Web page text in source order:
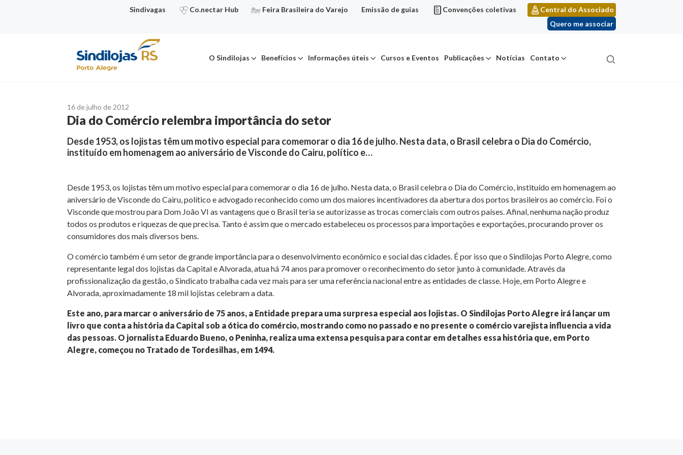
Sindivagas Co.nectar Hub Feira Brasileira do Varejo Emissão de guias Convenções coletivas
Central do Associado
Quero me associar
O Sindilojas Benefícios Informações úteis Cursos e Eventos Publicações Notícias Contato
16 de julho de 2012
Dia do Comércio relembra importância do setor
Desde 1953, os lojistas têm um motivo especial para comemorar o dia 16 de julho. Nesta data, o Brasil celebra o Dia do Comércio,
instituído em homenagem ao aniversário de Visconde do Cairu, político e…
Desde 1953, os lojistas têm um motivo especial para comemorar o dia 16 de julho. Nesta data, o Brasil celebra o Dia do Comércio, instituído em homenagem ao
aniversário de Visconde do Cairu, político e advogado reconhecido como um dos maiores incentivadores da abertura dos portos brasileiros ao comércio. Foi o
Visconde que mostrou para Dom João VI as vantagens que o Brasil teria se autorizasse as trocas comerciais com outros países. Afinal, nenhuma nação produz
todos os produtos e riquezas de que precisa. Tanto é assim que o mercado estabeleceu os processos para importações e exportações, procurando prover os
consumidores dos mais diversos bens.
O comércio também é um setor de grande importância para o desenvolvimento econômico e social das cidades. É por isso que o Sindilojas Porto Alegre, como
representante legal dos lojistas da Capital e Alvorada, atua há 74 anos para promover o reconhecimento do setor junto à comunidade. Através da
profissionalização da gestão, o Sindicato trabalha cada vez mais para ser uma referência nacional entre as entidades de classe. Hoje, em Porto Alegre e
Alvorada, aproximadamente 18 mil lojistas celebram a data.
Este ano, para marcar o aniversário de 75 anos, a Entidade prepara uma surpresa especial aos lojistas. O Sindilojas Porto Alegre irá lançar um
livro que conta a história da Capital sob a ótica do comércio, mostrando como no passado e no presente o comércio varejista influencia a vida
das pessoas. O jornalista Eduardo Bueno, o Peninha, realiza uma extensa pesquisa para contar em detalhes essa história que, em Porto
Alegre, começou no Tratado de Tordesilhas, em 1494.